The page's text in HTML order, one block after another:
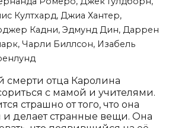
Култхард, Джиа Хантер,
Кадни, Эдмунд Дин, Даррен
Чарли Биллсон, Изабель
смерти отца Каролина
с мамой и учителями.
страшно от того, что она
и делает странные вещи. Она